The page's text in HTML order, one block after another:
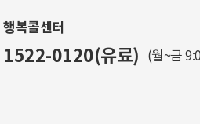
행복콜센터
1522-0120(유료) (월~금